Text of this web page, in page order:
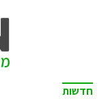
חדשות